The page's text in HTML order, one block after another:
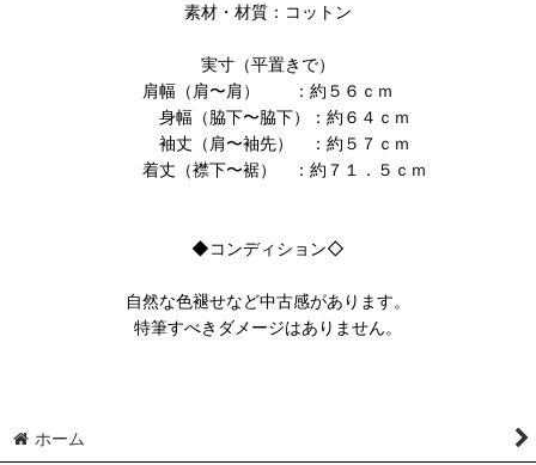
素材・材質：コットン
実寸（平置きで）
肩幅（肩〜肩） ：約５６ｃｍ
身幅（脇下〜脇下）：約６４ｃｍ
袖丈（肩〜袖先） ：約５７ｃｍ
着丈（襟下〜裾） ：約７１．５ｃｍ
◆コンディション◇
自然な色褪せなど中古感があります。
特筆すべきダメージはありません。
ホーム